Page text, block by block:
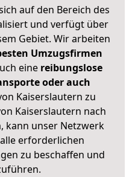
auf den Bereich des
und verfügt über
Gebiet. Wir arbeiten
Umzugsfirmen
eine reibungslose
oder auch
Kaiserslautern zu
Kaiserslautern nach
kann unser Netzwerk
erforderlichen
zu beschaffen und